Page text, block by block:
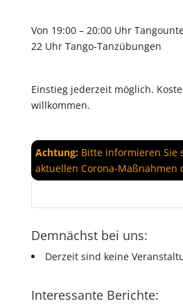
Von 19:00 – 20:00 Uhr
22 Uhr Tango-Tanzübungen
Einstieg jederzeit möglich.
willkommen.
Achtung:Bitte informieren Sie
aktuellen Corona-Maßnahmen
Demnächst bei uns:
Derzeit sind keine
Interessante Berichte: